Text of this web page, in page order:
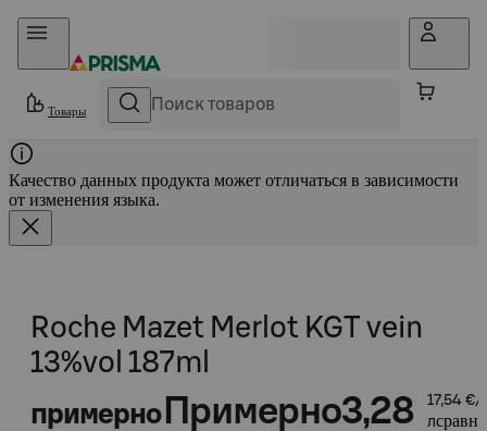
Прыгать в контент
Товары
Качество данных продукта может отличаться в зависимости
от изменения языка.
Roche Mazet Merlot KGT vein
13%vol 187ml
примерно Примерно3,28
17,54 €/
л